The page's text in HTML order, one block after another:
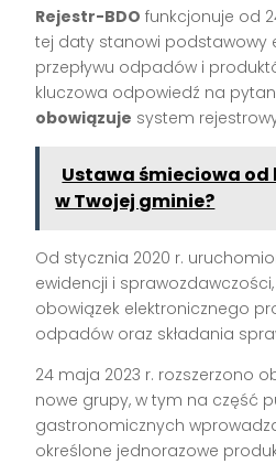
Rejestr-BDO funkcjonuje od
tej daty stanowi podstawowy
przepływu odpadów i
kluczowa odpowiedź na
obowiązuje system
Ustawa śmieciowa
w Twojej gminie?
Od stycznia 2020 r.
ewidencji i
obowiązek elektronicznego
odpadów oraz składania
24 maja 2023 r. rozszerzono
nowe grupy, w tym na część
gastronomicznych
określone jednorazowe